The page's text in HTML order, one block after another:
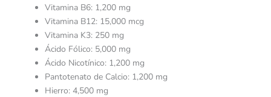
Vitamina B6: 1,200 mg
Vitamina B12: 15,000 mcg
Vitamina K3: 250 mg
Ácido Fólico: 5,000 mg
Ácido Nicotínico: 1,200 mg
Pantotenato de Calcio: 1,200 mg
Hierro: 4,500 mg